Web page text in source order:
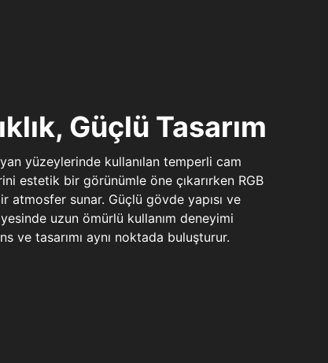
Güçlü Tasarım
yüzeylerinde kullanılan temperli cam
estetik bir görünümle öne çıkarırken RGB
atmosfer sunar. Güçlü gövde yapısı ve
uzun ömürlü kullanım deneyimi
ve tasarımı aynı noktada buluşturur.